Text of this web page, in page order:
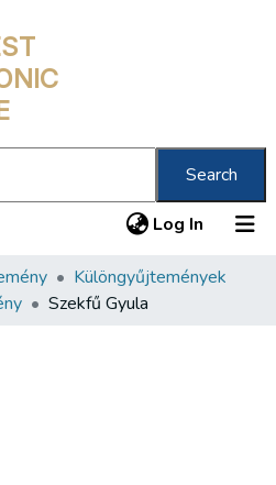
Search
Log In (current)
Különgyűjtemények
Szekfű Gyula